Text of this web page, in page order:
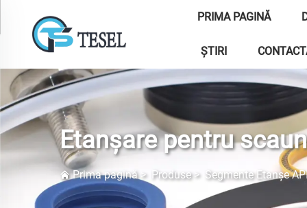
PRIMA PAGINĂ
ȘTIRI
Etanșare pentru
Prima pagină> Produse> Segmente Etanșe